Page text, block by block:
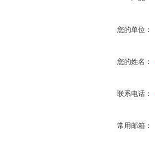
您的单位：
您的姓名：
联系电话：
常用邮箱：